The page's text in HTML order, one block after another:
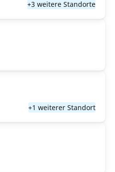
+3 weitere Standorte
+1 weiterer Standort